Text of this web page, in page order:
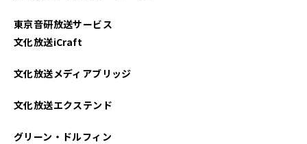
東京音研放送サービス
文化放送iCraft
文化放送メディアブリッジ
文化放送エクステンド
グリーン・ドルフィン